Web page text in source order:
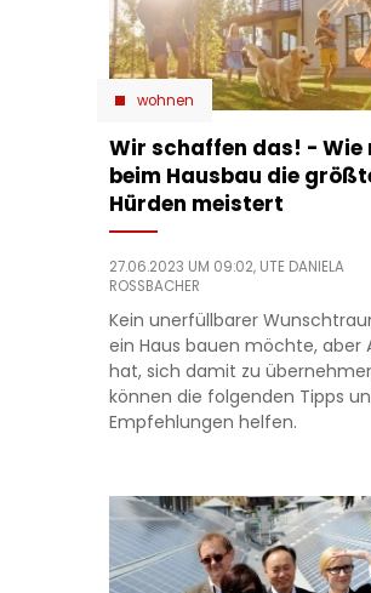
wohnen
Wir schaffen das! - Wie
beim Hausbau die
Hürden meistert
27.06.2023 UM 09:02, UTE DANIELA
ROSSBACHER
Kein unerfüllbarer
ein Haus bauen möchte, aber
hat, sich damit zu
können die folgenden Tipps
Empfehlungen helfen.